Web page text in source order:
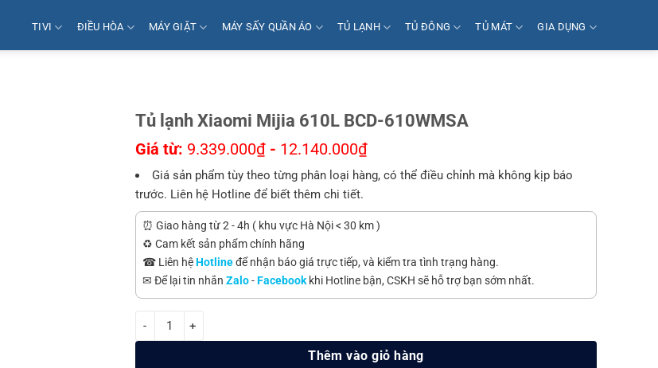
TIVI ĐIỀU HÒA MÁY GIẶT MÁY SẤY QUẦN ÁO TỦ LẠNH TỦ ĐÔNG TỦ MÁT GIA DỤNG
Tủ lạnh Xiaomi Mijia 610L BCD-610WMSA
Giá từ: 9.339.000₫ - 12.140.000₫
Giá sản phẩm tùy theo từng phân loại hàng, có thể điều chỉnh mà không kịp báo
trước. Liên hệ Hotline để biết thêm chi tiết.
⏰ Giao hàng từ 2 - 4h ( khu vực Hà Nội < 30 km )
♻️ Cam kết sản phẩm chính hãng
☎ Liên hệHotlineđể nhận báo giá trực tiếp, và kiểm tra tình trạng hàng.
✉ Để lại tin nhắn Zalo-Facebook khi Hotline bận, CSKH sẽ hỗ trợ bạn sớm nhất.
Tủ lạnh Xiaomi Mijia 610L BCD-610WMSA số lượng
Thêm vào giỏ hàng